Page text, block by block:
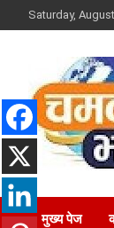
to
Saturday,
NEWS
मुख्य पेज